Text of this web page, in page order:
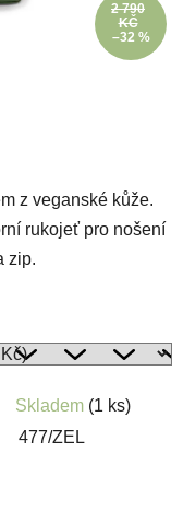
z veganské kůže.
rukojeť pro nošení
zip.
Skladem (1 ks)
477/ZEL
2 790
KČ
–32 %